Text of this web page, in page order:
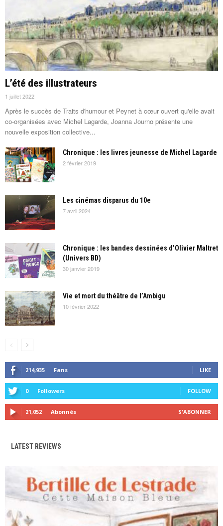
L’été des illustrateurs
1 juillet 2022
Après le succès de Traits d'humour et Peynet à cœur ouvert qu'elle avait
co-organisées avec Michel Lagarde, Joanna Journo présente une
nouvelle exposition collective...
Chronique : les livres jeunesse de Michel Lagarde
2 février 2019
Les cinémas disparus du 10e
7 avril 2024
Chronique : les bandes dessinées d’Olivier Maltret
(Univers BD)
30 janvier 2019
Vie et mort du théâtre de l’Ambigu
10 février 2022
214,935 Fans LIKE
0 Followers FOLLOW
21,052 Abonnés S'ABONNER
LATEST REVIEWS